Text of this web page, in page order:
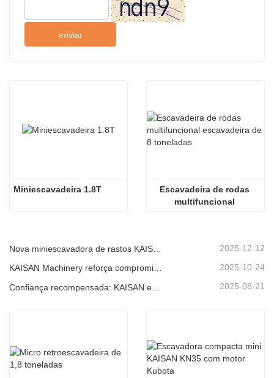
enviar
Miniescavadeira 1.8T
Escavadeira de rodas
multifuncional
2025-12-12
KAISAN Machinery reforça compromisso de suporte global com missão técnica proativa em 2025-10-24
2025-08-21